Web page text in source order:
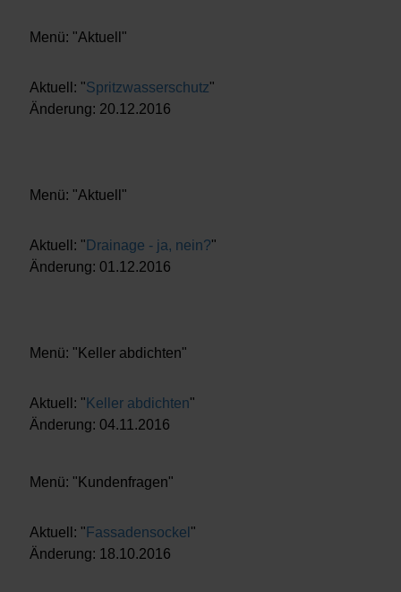
Menü: "Aktuell"
Aktuell: "Spritzwasserschutz"
Änderung: 20.12.2016
Menü: "Aktuell"
Aktuell: " Drainage - ja, nein?"
Änderung: 01.12.2016
Menü: "Keller abdichten"
Aktuell: " Keller abdichten"
Änderung: 04.11.2016
Menü: "Kundenfragen"
Aktuell: " Fassadensockel "
Änderung: 18.10.2016